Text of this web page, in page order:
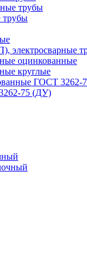
трубы
трубы
электросварные
оцинкованные
круглые
ГОСТ 3262-
75 (ДУ)